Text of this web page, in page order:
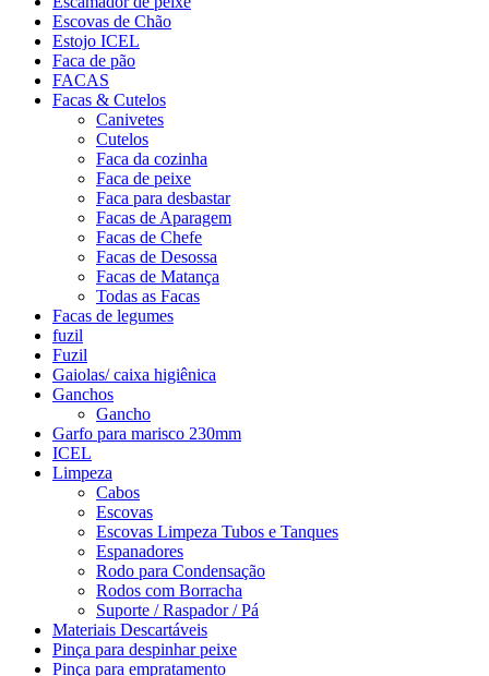
Escovas de Chão
Estojo ICEL
Faca de pão
FACAS
Facas & Cutelos
Canivetes
Cutelos
Faca da cozinha
Faca de peixe
Faca para desbastar
Facas de Aparagem
Facas de Chefe
Facas de Desossa
Facas de Matança
Todas as Facas
Facas de legumes
fuzil
Fuzil
Gaiolas/ caixa higiênica
Ganchos
Gancho
Garfo para marisco 230mm
ICEL
Limpeza
Cabos
Escovas
Escovas Limpeza Tubos e Tanques
Espanadores
Rodo para Condensação
Rodos com Borracha
Suporte / Raspador / Pá
Materiais Descartáveis
Pinça para despinhar peixe
Pinça para empratamento